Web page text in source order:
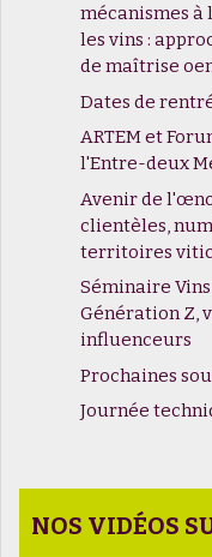
mécanismes à
les vins :
de maîtrise
Dates de
ARTEM et
l'Entre-deux
Avenir de
clientèles,
territoires
Séminaire Vins
Génération Z,
influenceurs
Prochaines
Journée
NOS VIDÉOS